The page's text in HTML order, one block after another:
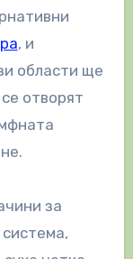
, и
области ще
отворят
за